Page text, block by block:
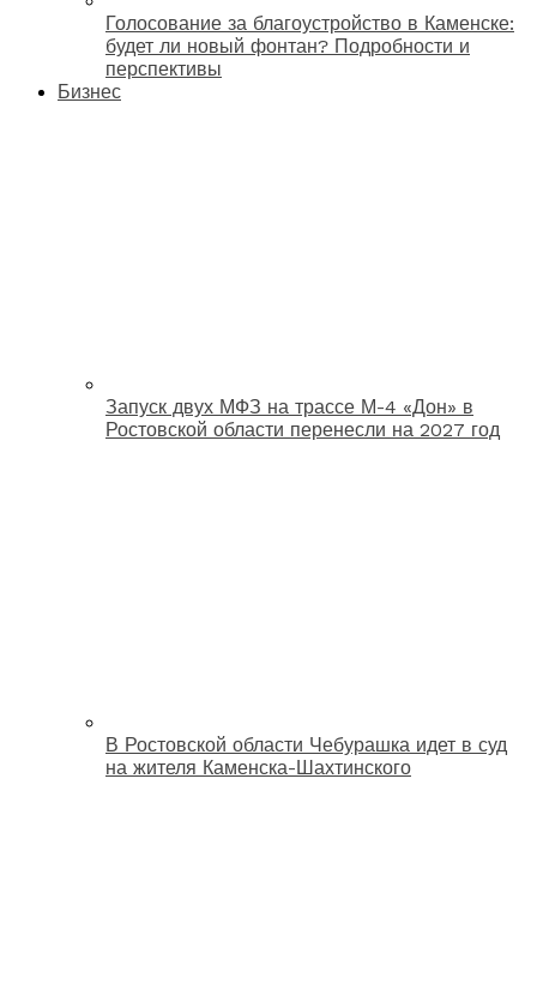
Голосование за благоустройство в Каменске:
будет ли новый фонтан? Подробности и
перспективы
Бизнес
Запуск двух МФЗ на трассе М-4 «Дон» в
Ростовской области перенесли на 2027 год
В Ростовской области Чебурашка идет в суд
на жителя Каменска-Шахтинского